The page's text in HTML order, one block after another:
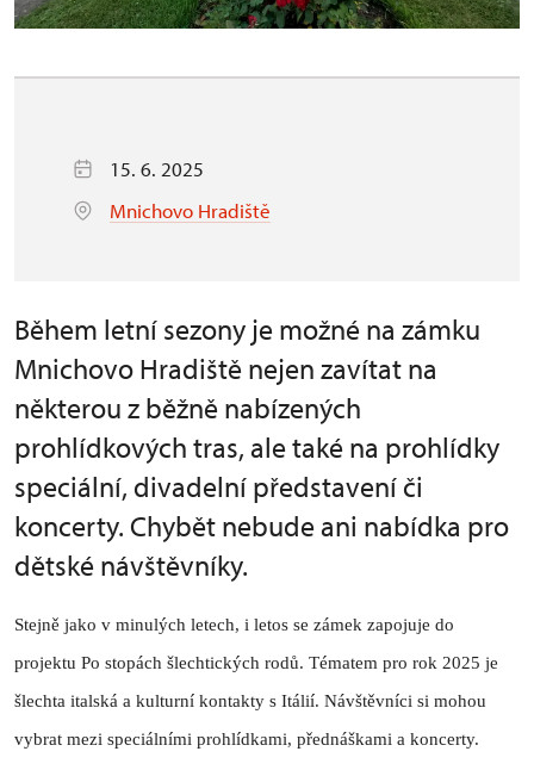
15. 6. 2025
Mnichovo Hradiště
Během letní sezony je možné na zámku
Mnichovo Hradiště nejen zavítat na
některou z běžně nabízených
prohlídkových tras, ale také na prohlídky
speciální, divadelní představení či
koncerty. Chybět nebude ani nabídka pro
dětské návštěvníky.
Stejně jako v minulých letech, i letos se zámek zapojuje do
projektu Po stopách šlechtických rodů. Tématem pro rok 2025 je
šlechta italská a kulturní kontakty s Itálií. Návštěvníci si mohou
vybrat mezi speciálními prohlídkami, přednáškami a koncerty.